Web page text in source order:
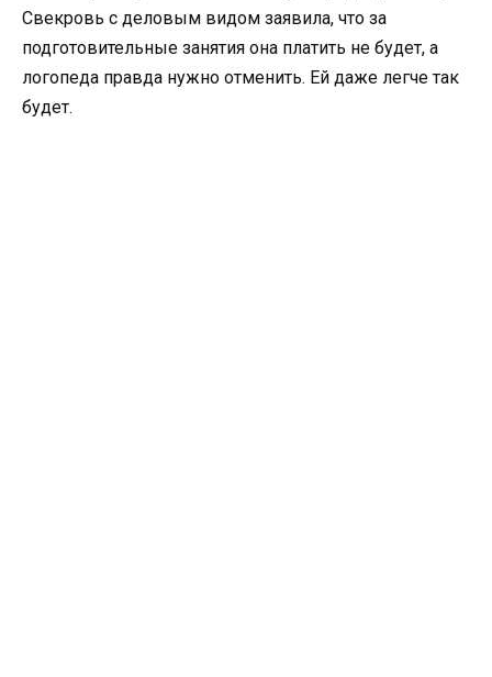
Свекровь с деловым видом заявила, что за
подготовительные занятия она платить не будет, а
логопеда правда нужно отменить. Ей даже легче так
будет.